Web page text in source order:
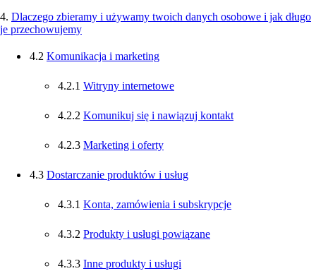
4. Dlaczego zbieramy i używamy twoich danych osobowe i jak długo
je przechowujemy
4.2 Komunikacja i marketing
4.2.1 Witryny internetowe
4.2.2 Komunikuj się i nawiązuj kontakt
4.2.3 Marketing i oferty
4.3 Dostarczanie produktów i usług
4.3.1 Konta, zamówienia i subskrypcje
4.3.2 Produkty i usługi powiązane
4.3.3 Inne produkty i usługi